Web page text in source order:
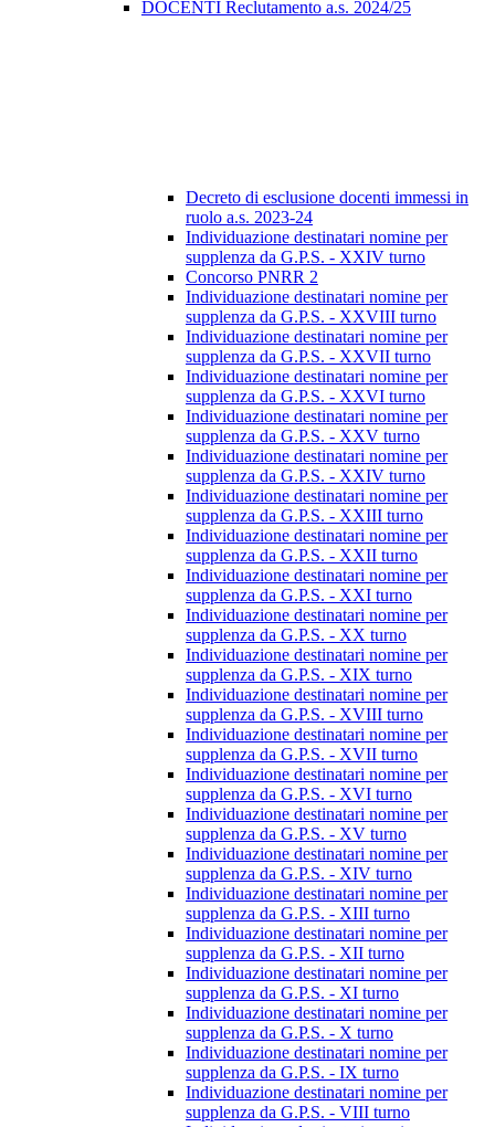
DOCENTI Reclutamento a.s. 2024/25
Decreto di esclusione docenti immessi in
ruolo a.s. 2023-24
Individuazione destinatari nomine per
supplenza da G.P.S. - XXIV turno
Concorso PNRR 2
Individuazione destinatari nomine per
supplenza da G.P.S. - XXVIII turno
Individuazione destinatari nomine per
supplenza da G.P.S. - XXVII turno
Individuazione destinatari nomine per
supplenza da G.P.S. - XXVI turno
Individuazione destinatari nomine per
supplenza da G.P.S. - XXV turno
Individuazione destinatari nomine per
supplenza da G.P.S. - XXIV turno
Individuazione destinatari nomine per
supplenza da G.P.S. - XXIII turno
Individuazione destinatari nomine per
supplenza da G.P.S. - XXII turno
Individuazione destinatari nomine per
supplenza da G.P.S. - XXI turno
Individuazione destinatari nomine per
supplenza da G.P.S. - XX turno
Individuazione destinatari nomine per
supplenza da G.P.S. - XIX turno
Individuazione destinatari nomine per
supplenza da G.P.S. - XVIII turno
Individuazione destinatari nomine per
supplenza da G.P.S. - XVII turno
Individuazione destinatari nomine per
supplenza da G.P.S. - XVI turno
Individuazione destinatari nomine per
supplenza da G.P.S. - XV turno
Individuazione destinatari nomine per
supplenza da G.P.S. - XIV turno
Individuazione destinatari nomine per
supplenza da G.P.S. - XIII turno
Individuazione destinatari nomine per
supplenza da G.P.S. - XII turno
Individuazione destinatari nomine per
supplenza da G.P.S. - XI turno
Individuazione destinatari nomine per
supplenza da G.P.S. - X turno
Individuazione destinatari nomine per
supplenza da G.P.S. - IX turno
Individuazione destinatari nomine per
supplenza da G.P.S. - VIII turno